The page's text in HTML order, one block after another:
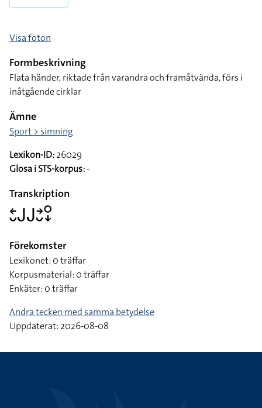
Visa foton
Formbeskrivning
Flata händer, riktade från varandra och framåtvända, förs i
inåtgående cirklar
Ämne
Sport > simning
Lexikon-ID:26029
Glosa i STS-korpus:-
Transkription
􌥓􌤷􌤢􌤢􌥔􌤷􌥰􌦊
Förekomster
Lexikonet: 0 träffar
Korpusmaterial: 0 träffar
Enkäter: 0 träffar
Andra tecken med samma betydelse
Uppdaterat: 2026-08-08